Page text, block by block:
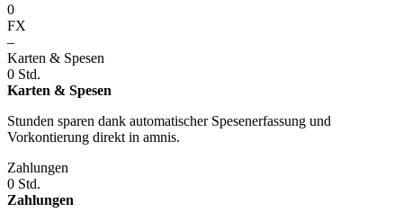
0
FX
–
Karten & Spesen
0 Std.
Karten & Spesen
Stunden sparen dank automatischer Spesenerfassung und
Vorkontierung direkt in amnis.
Zahlungen
0 Std.
Zahlungen